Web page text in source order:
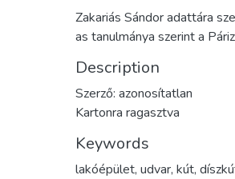
Zakariás Sándor adattára
as tanulmánya szerint a
Description
Szerző: azonosítatlan
Kartonra ragasztva
Keywords
lakóépület, udvar, kút,